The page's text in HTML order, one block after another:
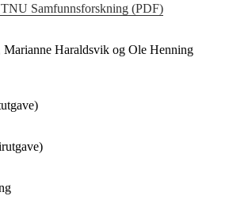
Samfunnsforskning (PDF)
Marianne Haraldsvik og Ole Henning